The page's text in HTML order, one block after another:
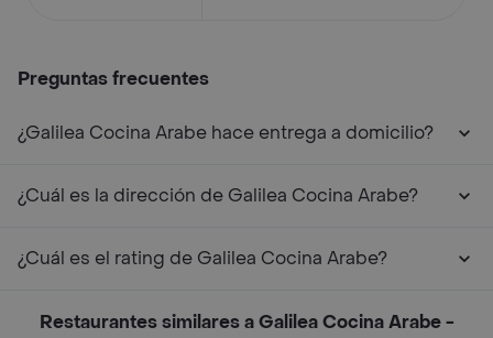
Preguntas frecuentes
¿Galilea Cocina Arabe hace entrega a domicilio?
¿Cuál es la dirección de Galilea Cocina Arabe?
¿Cuál es el rating de Galilea Cocina Arabe?
Restaurantes similares a Galilea Cocina Arabe -